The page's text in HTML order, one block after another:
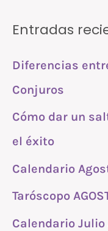
c
p
o
r
Entradas
Diferencias
Conjuros
Cómo dar un
el éxito
Calendario
Taróscopo
Calendario